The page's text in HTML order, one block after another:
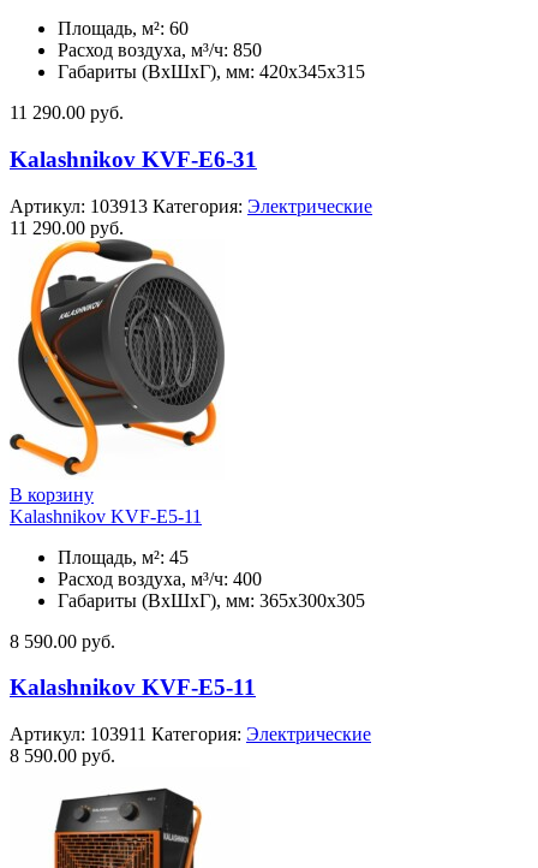
Площадь, м²: 60
Расход воздуха, м³/ч: 850
Габариты (ВхШхГ), мм: 420x345x315
11 290.00 руб.
Kalashnikov KVF-E6-31
Артикул: 103913 Категория: Электрические
11 290.00 руб.
В корзину
Kalashnikov KVF-E5-11
Площадь, м²: 45
Расход воздуха, м³/ч: 400
Габариты (ВхШхГ), мм: 365x300x305
8 590.00 руб.
Kalashnikov KVF-E5-11
Артикул: 103911 Категория: Электрические
8 590.00 руб.